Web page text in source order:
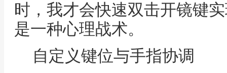
时，我才会快速双击开镜键
是一种心理战术。
自定义键位与手指协调